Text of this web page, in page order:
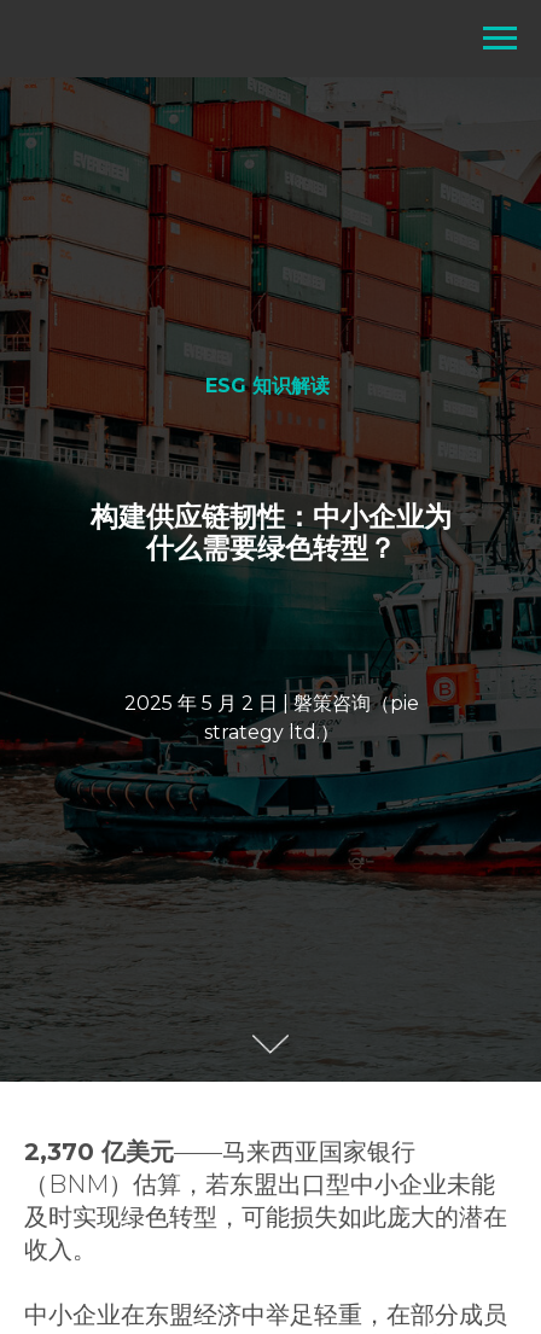
构建供应链韧性：中小企业为
什么需要绿色转型？
2025 年 5 月 2 日 | 磐策咨询（pie
strategy ltd.）
ESG 知识解读
2,370 亿美元——马来西亚国家银行
（BNM）估算，若东盟出口型中小企业未能
及时实现绿色转型，可能损失如此庞大的潜在
收入。
中小企业在东盟经济中举足轻重，在部分成员